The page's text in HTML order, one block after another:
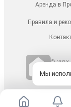
Аренда в
Правила и
©
Мы